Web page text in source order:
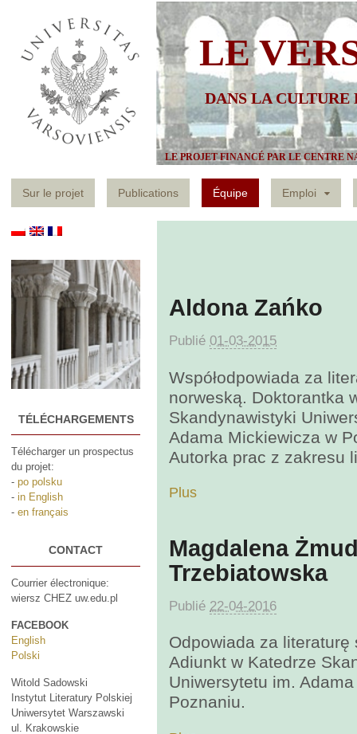
LE
DANS LA CULTURE
LE PROJET FINANCÉ PAR LE CENTRE
Sur le projet Publications Équipe Emploi
Aldona Zańko
Publié01-03-2015
Współodpowiada za
norweską. Doktorantka
Skandynawistyki
Adama Mickiewicza w
Autorka prac z zakresu
Plus
Magdalena
Trzebiatowska
Publié 22-04-2016
Odpowiada za literaturę
Adiunkt w Katedrze
Uniwersytetu im.
Poznaniu.
TÉLÉCHARGEMENTS
Télécharger un prospectus
du projet:
- po polsku
- in English
- en français
CONTACT
Courrier électronique:
wiersz CHEZ uw.edu.pl
FACEBOOK
English
Polski
Witold Sadowski
Instytut Literatury Polskiej
Uniwersytet Warszawski
ul. Krakowskie